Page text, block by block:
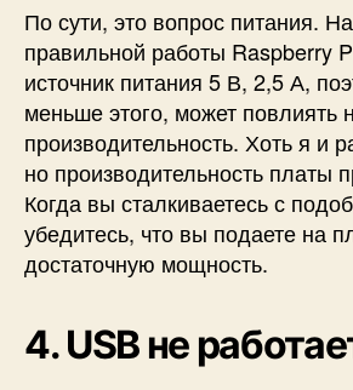
По сути, это вопрос питания.
правильной работы Raspberry
источник питания 5 В, 2,5 А,
меньше этого, может повлиять
производительность. Хоть я и
но производительность платы
Когда вы сталкиваетесь с
убедитесь, что вы подаете на
достаточную мощность.
4. USB не